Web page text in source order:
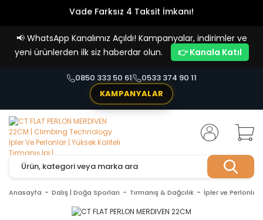
Vade Farksız 4 Taksit İmkanı!
📢 WhatsApp Kanalımız Açıldı! Kampanyalar, indirimler ve
yeni ürünlerden ilk siz haberdar olun.
👉 Kanala Katıl
0850 333 50 61
0533 374 90 11
KAMPANYALAR
Anasayfa Dalış | Doğa Sporları Tırmanış & Dağcılık İpler ve Perlonlar